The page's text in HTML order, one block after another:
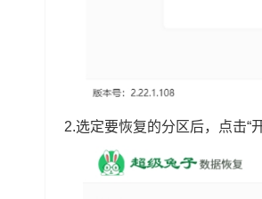
2.选定要恢复的分区后，点击“